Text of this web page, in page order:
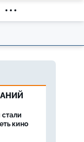
кино